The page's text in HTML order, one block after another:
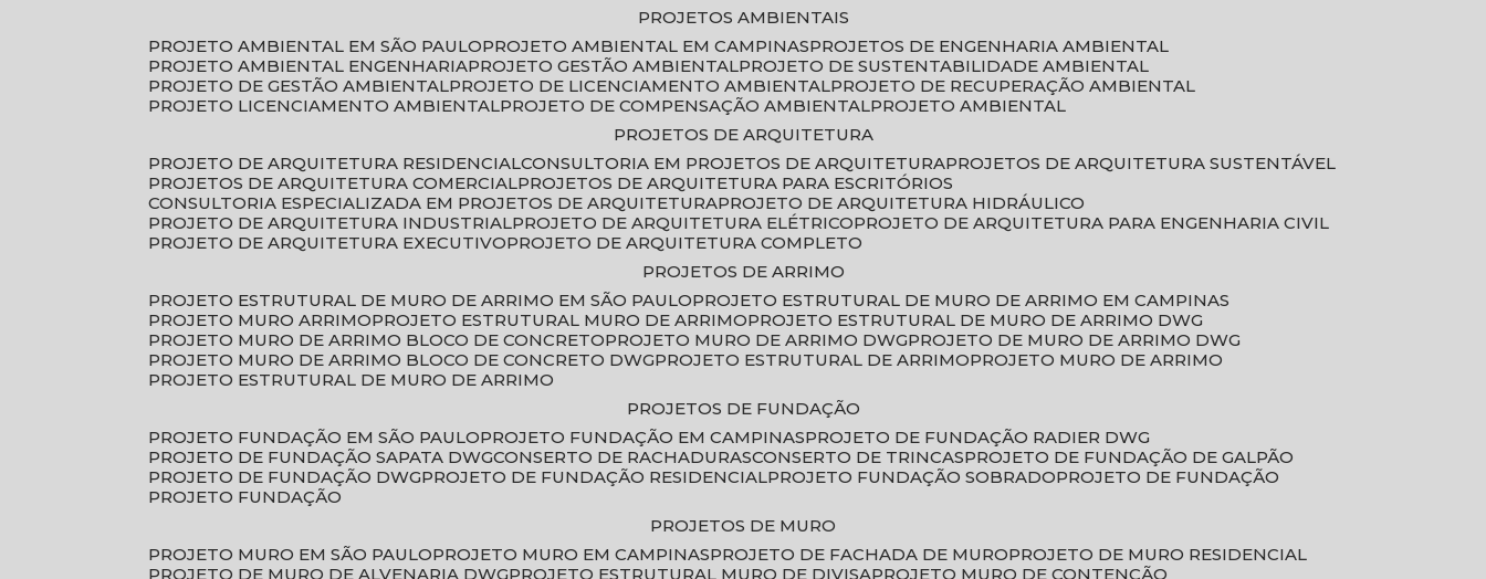
PROJETOS AMBIENTAIS
PROJETO AMBIENTAL EM SÃO PAULO
PROJETO AMBIENTAL EM CAMPINAS
PROJETOS DE ENGENHARIA AMBIENTAL
PROJETO AMBIENTAL ENGENHARIA
PROJETO GESTÃO AMBIENTAL
PROJETO DE SUSTENTABILIDADE AMBIENTAL
PROJETO DE GESTÃO AMBIENTAL
PROJETO DE LICENCIAMENTO AMBIENTAL
PROJETO DE RECUPERAÇÃO AMBIENTAL
PROJETO LICENCIAMENTO AMBIENTAL
PROJETO DE COMPENSAÇÃO AMBIENTAL
PROJETO AMBIENTAL
PROJETOS DE ARQUITETURA
PROJETO DE ARQUITETURA RESIDENCIAL CONSULTORIA EM PROJETOS DE ARQUITETURA
PROJETOS DE ARQUITETURA SUSTENTÁVEL
PROJETOS DE ARQUITETURA COMERCIAL
PROJETOS DE ARQUITETURA PARA ESCRITÓRIOS
CONSULTORIA ESPECIALIZADA EM PROJETOS DE ARQUITETURA
PROJETO DE ARQUITETURA HIDRÁULICO
PROJETO DE ARQUITETURA INDUSTRIAL
PROJETO DE ARQUITETURA ELÉTRICO
PROJETO DE ARQUITETURA PARA ENGENHARIA CIVIL
PROJETO DE ARQUITETURA EXECUTIVO
PROJETO DE ARQUITETURA COMPLETO
PROJETOS DE ARRIMO
PROJETO ESTRUTURAL DE MURO DE ARRIMO EM SÃO PAULO
PROJETO ESTRUTURAL DE MURO DE ARRIMO EM CAMPINAS
PROJETO MURO ARRIMO
PROJETO ESTRUTURAL MURO DE ARRIMO
PROJETO ESTRUTURAL DE MURO DE ARRIMO DWG
PROJETO MURO DE ARRIMO BLOCO DE CONCRETO
PROJETO MURO DE ARRIMO DWG
PROJETO DE MURO DE ARRIMO DWG
PROJETO MURO DE ARRIMO BLOCO DE CONCRETO DWG
PROJETO ESTRUTURAL DE ARRIMO
PROJETO MURO DE ARRIMO
PROJETO ESTRUTURAL DE MURO DE ARRIMO
PROJETOS DE FUNDAÇÃO
PROJETO FUNDAÇÃO EM SÃO PAULO
PROJETO FUNDAÇÃO EM CAMPINAS
PROJETO DE FUNDAÇÃO RADIER DWG
PROJETO DE FUNDAÇÃO SAPATA DWG CONSERTO DE RACHADURAS CONSERTO DE TRINCAS
PROJETO DE FUNDAÇÃO DE GALPÃO
PROJETO DE FUNDAÇÃO DWG
PROJETO DE FUNDAÇÃO RESIDENCIAL PROJETO FUNDAÇÃO SOBRADO
PROJETO DE FUNDAÇÃO
PROJETO FUNDAÇÃO
PROJETOS DE MURO
PROJETO MURO EM SÃO PAULO
PROJETO MURO EM CAMPINAS PROJETO DE FACHADA DE MURO
PROJETO DE MURO RESIDENCIAL
PROJETO DE MURO DE ALVENARIA DWG
PROJETO ESTRUTURAL MURO DE DIVISA
PROJETO MURO DE CONTENÇÃO